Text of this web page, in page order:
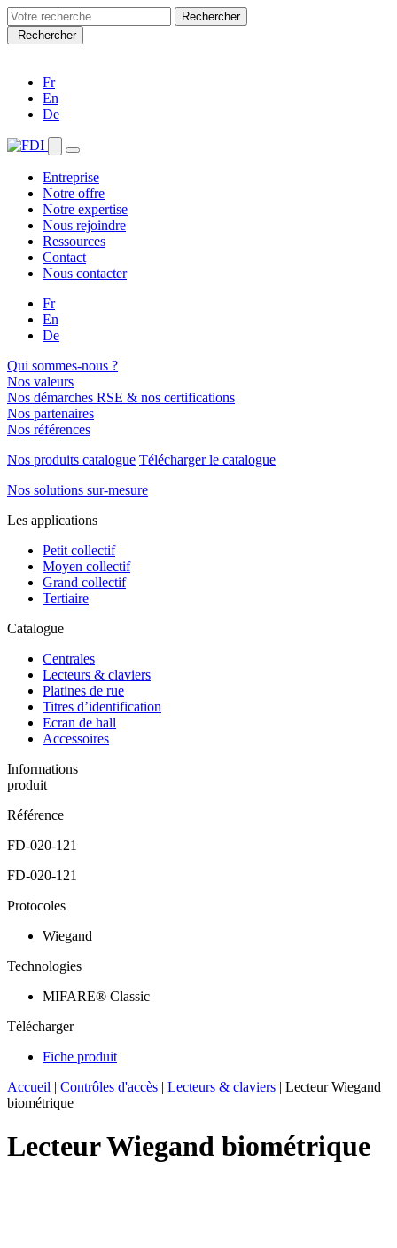
Search
for:Rechercher
Fr
En
De
Entreprise
Notre offre
Notre expertise
Nous rejoindre
Ressources
Contact
Nous contacter
Fr
En
De
Qui sommes-nous ?
Nos valeurs
Nos démarches RSE & nos certifications
Nos partenaires
Nos références
Nos produits catalogue Télécharger le catalogue
Nos solutions sur-mesure
Les applications
Petit collectif
Moyen collectif
Grand collectif
Tertiaire
Catalogue
Centrales
Lecteurs & claviers
Platines de rue
Titres d’identification
Ecran de hall
Accessoires
Informations
produit
Référence
FD-020-121
FD-020-121
Protocoles
Wiegand
Technologies
MIFARE® Classic
Télécharger
Fiche produit
Accueil | Contrôles d'accès | Lecteurs & claviers | Lecteur Wiegand
biométrique
Lecteur Wiegand biométrique